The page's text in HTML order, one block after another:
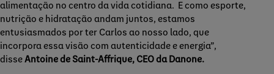
alimentação no centro da vida cotidiana. E como esporte,
nutrição e hidratação andam juntos, estamos
entusiasmados por ter Carlos ao nosso lado, que
incorpora essa visão com autenticidade e energia”,
disseAntoine de Saint-Affrique, CEO da Danone.